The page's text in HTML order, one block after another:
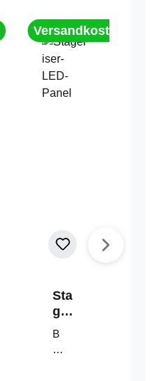
Versandkostenfrei
Sta
geri
ser-
LE
D-
B
un